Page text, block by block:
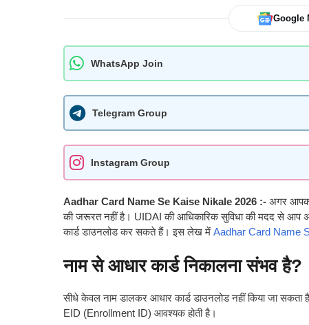
Google
WhatsApp Join
Telegram Group
Instagram Group
Aadhar Card Name Se Kaise Nikale 2026 :- अगर आपका
की जरूरत नहीं है। UIDAI की आधिकारिक सुविधा की मदद से आप
कार्ड डाउनलोड कर सकते हैं। इस लेख में Aadhar Card Name
नाम से आधार कार्ड निकालना संभव है?
सीधे केवल नाम डालकर आधार कार्ड डाउनलोड नहीं किया जा
EID (Enrollment ID) आवश्यक होती है।